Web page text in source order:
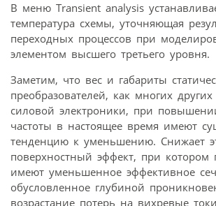
В меню Transient analysis
температура схемы, уточняющая
переходных процессов при
элементом высшего третьего уровня.
Заметим, что вес и габариты
преобразователей, как многих
силовой электроники, при
частоты в настоящее время имеют
тенденцию к уменьшению. Снижает
поверхностный эффект, при котором
имеют уменьшенное эффективное
обусловленное глубиной
возрастание потерь на вихревые